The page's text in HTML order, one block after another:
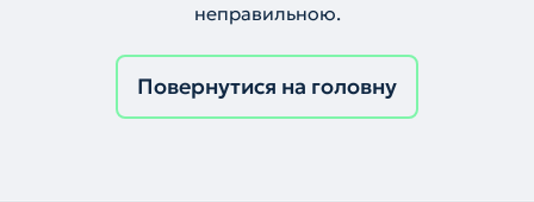
неправильною.
Повернутися на головну